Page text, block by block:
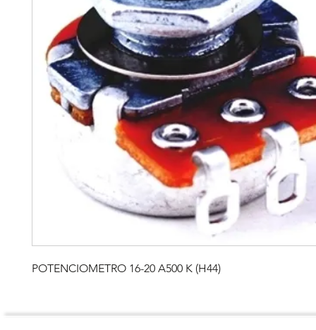
POTENCIOMETRO 16-20 A500 K (H44)